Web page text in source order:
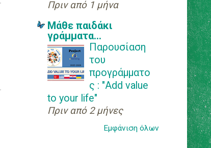
μετοχές(εξάσκηση)
Αγγελική
Καλό Πάσχα!
Το Πάσχα στις
ευρωπαϊκές
γλώσσες
Καλό μήνα!(Μάιος)
Πριν από 1 μήνα
Μάθε παιδάκι
γράμματα...
Παρουσίαση
του
προγράμματο
ς : "Add value
to your life"
Πριν από 2 μήνες
Εμφάνιση όλων